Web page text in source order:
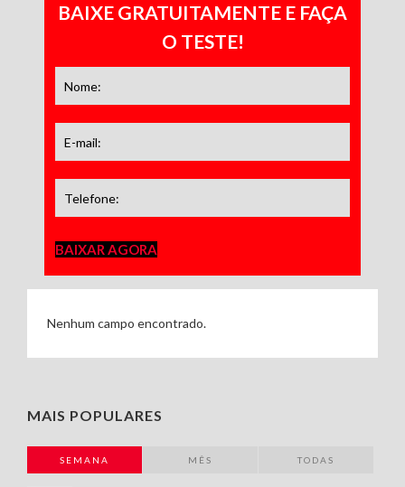
BAIXE GRATUITAMENTE E FAÇA
O TESTE!
BAIXAR AGORA
Nenhum campo encontrado.
MAIS POPULARES
SEMANA MÊS TODAS